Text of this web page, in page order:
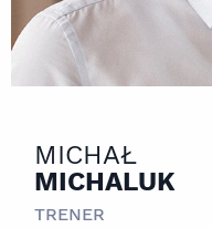
MICHAŁ
MICHALUK
TRENER